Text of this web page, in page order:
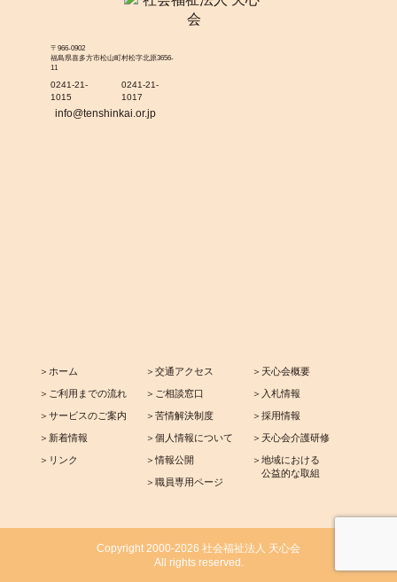
〒966-0902
福島県喜多方市松山町村松字北原3656-
11
0241-21-
1015
0241-21-
1017
info@tenshinkai.or.jp
＞ホーム
＞ご利用までの流れ
＞サービスのご案内
＞新着情報
＞リンク
＞交通アクセス
＞ご相談窓口
＞苦情解決制度
＞個人情報について
＞情報公開
＞職員専用ページ
＞天心会概要
＞入札情報
＞採用情報
＞天心会介護研修
＞地域における
公益的な取組
Copyright 2000-2026 社会福祉法人 天心会
All rights reserved.